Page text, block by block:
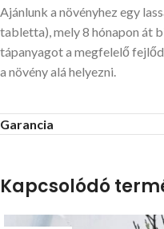
Ajánlunk a növényhez egy
tabletta), mely 8 hónapon át
tápanyagot a megfelelő
a növény alá helyezni.
Garancia
Kapcsolódó